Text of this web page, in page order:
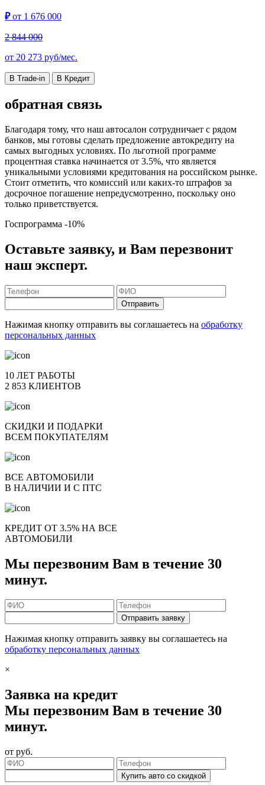
₽от 1 676 000
2 844 000
от 20 273 руб/мес.
В Trade-in В Кредит
обратная связь
Благодаря тому, что наш автосалон сотрудничает с рядом
банков, мы готовы сделать предложение автокредиту на
самых выгодных условиях. По льготной программе
процентная ставка начинается от 3.5%, что является
уникальными условиями кредитования на российском рынке.
Стоит отметить, что комиссий или каких-то штрафов за
досрочное погашение непредусмотренно, поскольку оно
только приветствуется.
Госпрограмма -10%
Оставьте заявку, и Вам перезвонит
наш эксперт.
Отправить
Нажимая кнопку отправить вы соглашаетесь на обработку
персональных данных
10 ЛЕТ РАБОТЫ
2 853 КЛИЕНТОВ
СКИДКИ И ПОДАРКИ
ВСЕМ ПОКУПАТЕЛЯМ
ВСЕ АВТОМОБИЛИ
В НАЛИЧИИ И С ПТС
КРЕДИТ ОТ 3.5% НА ВСЕ
АВТОМОБИЛИ
Мы перезвоним Вам в течение 30
минут.
Отправить заявку
Нажимая кнопку отправить заявку вы соглашаетесь на
обработку персональных данных
×
Заявка на кредит
Мы перезвоним Вам в течение 30
минут.
от руб.
Купить авто со скидкой